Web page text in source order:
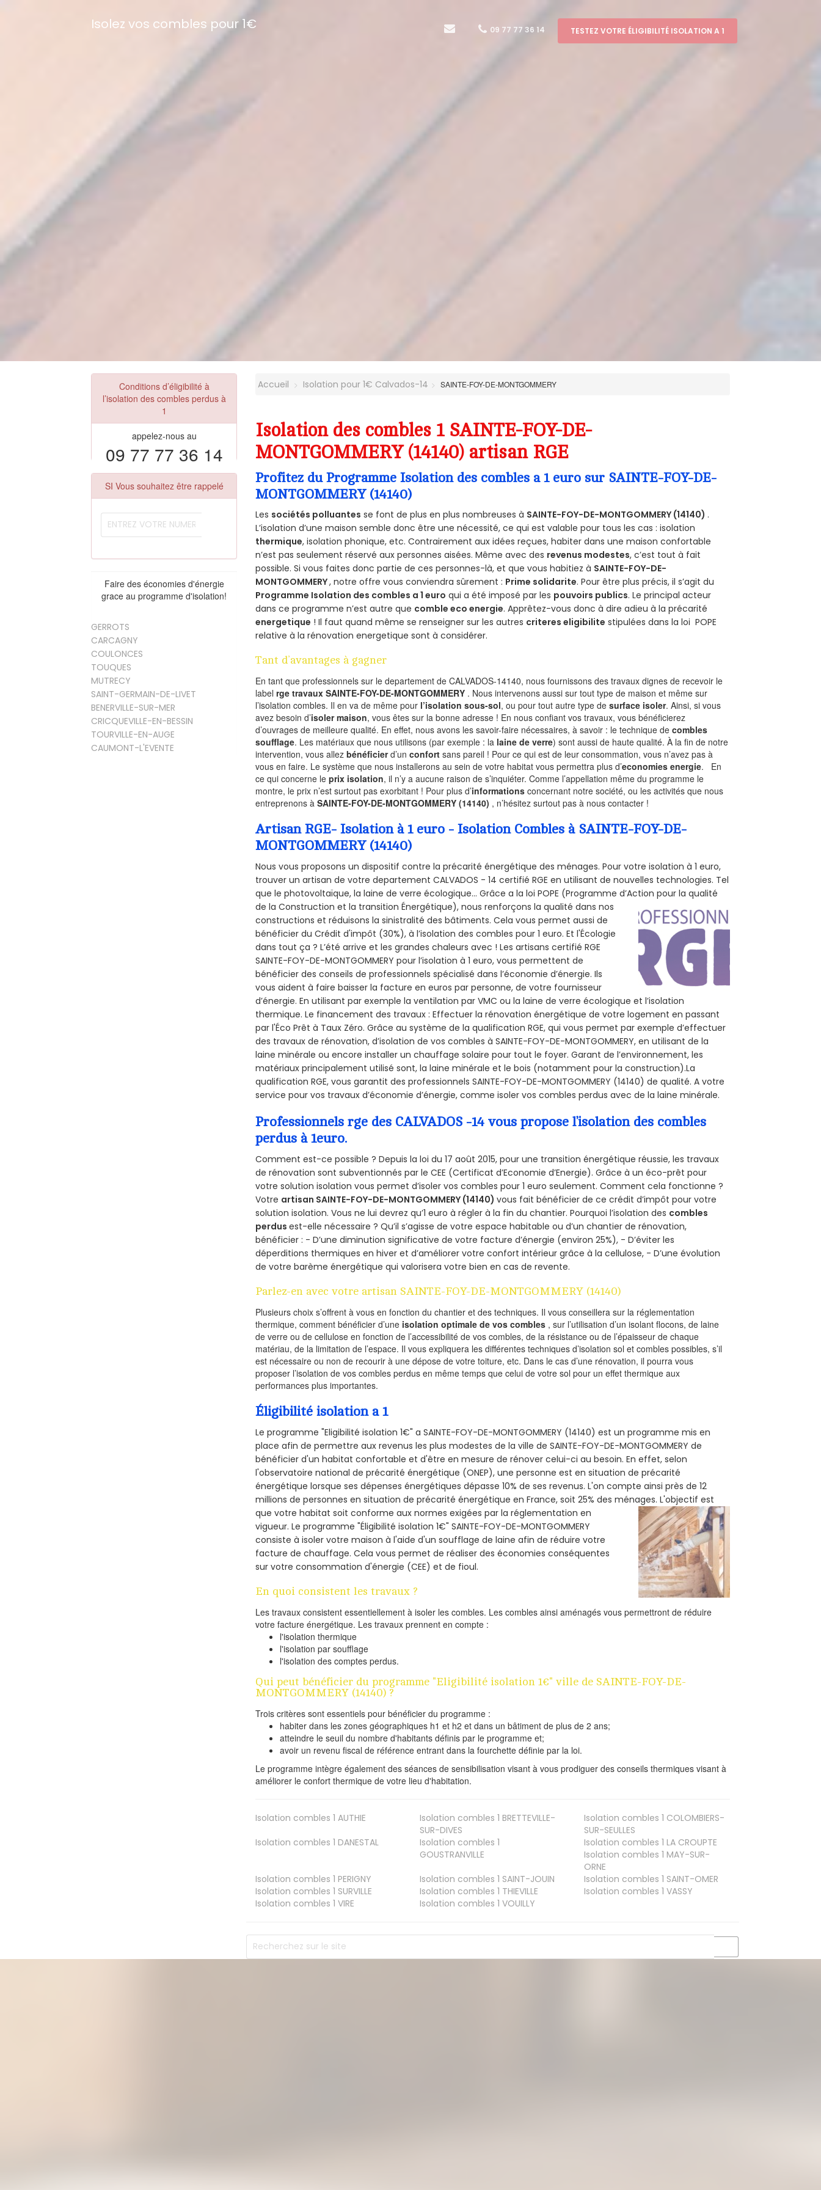
Isolez vos combles pour 1€ 09 77 77 36 14 TESTEZ VOTRE ÉLIGIBILITÉ ISOLATION A 1
Conditions d’éligibilité à
l’isolation des combles perdus à
1
appelez-nous au
09 77 77 36 14
SI Vous souhaitez être rappelé
Faire des économies d'énergie
grace au programme d'isolation!
GERROTS
CARCAGNY
COULONCES
TOUQUES
MUTRECY
SAINT-GERMAIN-DE-LIVET
BENERVILLE-SUR-MER
CRICQUEVILLE-EN-BESSIN
TOURVILLE-EN-AUGE
CAUMONT-L'EVENTE
Accueil Isolation pour 1€ Calvados-14 SAINTE-FOY-DE-MONTGOMMERY
Isolation des combles 1 SAINTE-FOY-DE-
MONTGOMMERY (14140) artisan RGE
Profitez du Programme Isolation des combles a 1 euro sur SAINTE-FOY-DE-
MONTGOMMERY (14140)
Les sociétés polluantes se font de plus en plus nombreuses à SAINTE-FOY-DE-MONTGOMMERY (14140) .
L’isolation d’une maison semble donc être une nécessité, ce qui est valable pour tous les cas : isolation
thermique, isolation phonique, etc. Contrairement aux idées reçues, habiter dans une maison confortable
n’est pas seulement réservé aux personnes aisées. Même avec des revenus modestes, c’est tout à fait
possible. Si vous faites donc partie de ces personnes-là, et que vous habitiez à SAINTE-FOY-DE-
MONTGOMMERY, notre offre vous conviendra sûrement : Prime solidarite. Pour être plus précis, il s’agit du
Programme Isolation des combles a 1 euro qui a été imposé par les pouvoirs publics. Le principal acteur
dans ce programme n’est autre que comble eco energie. Apprêtez-vous donc à dire adieu à la précarité
energetique ! Il faut quand même se renseigner sur les autres criteres eligibilite stipulées dans la loi POPE
relative à la rénovation energetique sont à considérer.
Tant d’avantages à gagner
En tant que professionnels sur le departement de CALVADOS-14140, nous fournissons des travaux dignes de recevoir le
labelrge travaux SAINTE-FOY-DE-MONTGOMMERY . Nous intervenons aussi sur tout type de maison et même sur
l’isolation combles. Il en va de même pour l’isolation sous-sol, ou pour tout autre type desurface isoler. Ainsi, si vous
avez besoin d’isoler maison, vous êtes sur la bonne adresse ! En nous confiant vos travaux, vous bénéficierez
d’ouvrages de meilleure qualité. En effet, nous avons les savoir-faire nécessaires, à savoir : le technique decombles
soufflage. Les matériaux que nous utilisons (par exemple : la laine de verre) sont aussi de haute qualité. À la fin de notre
intervention, vous allezbénéficierd’unconfort sans pareil ! Pour ce qui est de leur consommation, vous n’avez pas à
vous en faire. Le système que nous installerons au sein de votre habitat vous permettra plus d’economies energie. En
ce qui concerne leprix isolation, il n’y a aucune raison de s’inquiéter. Comme l’appellation même du programme le
montre, le prix n’est surtout pas exorbitant ! Pour plus d’informations concernant notre société, ou les activités que nous
entreprenons àSAINTE-FOY-DE-MONTGOMMERY (14140) , n’hésitez surtout pas à nous contacter !
Artisan RGE- Isolation à 1 euro - Isolation Combles à SAINTE-FOY-DE-
MONTGOMMERY (14140)
Nous vous proposons un dispositif contre la précarité énergétique des ménages. Pour votre isolation à 1 euro,
trouver un artisan de votre departement CALVADOS - 14 certifié RGE en utilisant de nouvelles technologies. Tel
que le photovoltaïque, la laine de verre écologique... Grâce a la loi POPE (Programme d’Action pour la qualité
de la Construction et la transition Énergétique), nous renforçons la qualité dans nos
constructions et réduisons la sinistralité des bâtiments. Cela vous permet aussi de
bénéficier du Crédit d'impôt (30%), à l’isolation des combles pour 1 euro. Et l'Écologie
dans tout ça ? L’été arrive et les grandes chaleurs avec ! Les artisans certifié RGE
SAINTE-FOY-DE-MONTGOMMERY pour l’isolation à 1 euro, vous permettent de
bénéficier des conseils de professionnels spécialisé dans l’économie d’énergie. Ils
vous aident à faire baisser la facture en euros par personne, de votre fournisseur
d’énergie. En utilisant par exemple la ventilation par VMC ou la laine de verre écologique et l’isolation
thermique. Le financement des travaux : Effectuer la rénovation énergétique de votre logement en passant
par l'Éco Prêt à Taux Zéro. Grâce au système de la qualification RGE, qui vous permet par exemple d’effectuer
des travaux de rénovation, d’isolation de vos combles à SAINTE-FOY-DE-MONTGOMMERY, en utilisant de la
laine minérale ou encore installer un chauffage solaire pour tout le foyer. Garant de l’environnement, les
matériaux principalement utilisé sont, la laine minérale et le bois (notamment pour la construction).La
qualification RGE, vous garantit des professionnels SAINTE-FOY-DE-MONTGOMMERY (14140) de qualité. A votre
service pour vos travaux d’économie d’énergie, comme isoler vos combles perdus avec de la laine minérale.
Professionnels rge des CALVADOS -14 vous propose l’isolation des combles
perdus à 1euro.
Comment est-ce possible ? Depuis la loi du 17 août 2015, pour une transition énergétique réussie, les travaux
de rénovation sont subventionnés par le CEE (Certificat d’Economie d’Energie). Grâce à un éco-prêt pour
votre solution isolation vous permet d’isoler vos combles pour 1 euro seulement. Comment cela fonctionne ?
Votre artisan SAINTE-FOY-DE-MONTGOMMERY (14140)vous fait bénéficier de ce crédit d’impôt pour votre
solution isolation. Vous ne lui devrez qu’1 euro à régler à la fin du chantier. Pourquoi l’isolation des combles
perdusest-elle nécessaire ? Qu’il s’agisse de votre espace habitable ou d’un chantier de rénovation,
bénéficier : - D’une diminution significative de votre facture d’énergie (environ 25%), - D’éviter les
déperditions thermiques en hiver et d’améliorer votre confort intérieur grâce à la cellulose, - D’une évolution
de votre barème énergétique qui valorisera votre bien en cas de revente.
Parlez-en avec votre artisan SAINTE-FOY-DE-MONTGOMMERY (14140)
Plusieurs choix s’offrent à vous en fonction du chantier et des techniques. Il vous conseillera sur la réglementation
thermique, comment bénéficier d’une isolation optimale de vos combles , sur l’utilisation d’un isolant flocons, de laine
de verre ou de cellulose en fonction de l’accessibilité de vos combles, de la résistance ou de l’épaisseur de chaque
matériau, de la limitation de l’espace. Il vous expliquera les différentes techniques d’isolation sol et combles possibles, s’il
est nécessaire ou non de recourir à une dépose de votre toiture, etc. Dans le cas d’une rénovation, il pourra vous
proposer l’isolation de vos combles perdus en même temps que celui de votre sol pour un effet thermique aux
performances plus importantes.
Éligibilité isolation a 1
Le programme "Eligibilité isolation 1€" a SAINTE-FOY-DE-MONTGOMMERY (14140) est un programme mis en
place afin de permettre aux revenus les plus modestes de la ville de SAINTE-FOY-DE-MONTGOMMERY de
bénéficier d'un habitat confortable et d'être en mesure de rénover celui-ci au besoin. En effet, selon
l'observatoire national de précarité énergétique (ONEP), une personne est en situation de précarité
énergétique lorsque ses dépenses énergétiques dépasse 10% de ses revenus. L'on compte ainsi près de 12
millions de personnes en situation de précarité énergétique en France, soit 25% des ménages.L'objectif est
que votre habitat soit conforme aux normes exigées par la réglementation en
vigueur. Le programme "Éligibilité isolation 1€" SAINTE-FOY-DE-MONTGOMMERY
consiste à isoler votre maison à l'aide d'un soufflage de laine afin de réduire votre
facture de chauffage. Cela vous permet de réaliser des économies conséquentes
sur votre consommation d'énergie (CEE) et de fioul.
En quoi consistent les travaux ?
Les travaux consistent essentiellement à isoler les combles. Les combles ainsi aménagés vous permettront de réduire
votre facture énergétique. Les travaux prennent en compte :
l'isolation thermique
l'isolation par soufflage
l'isolation des comptes perdus.
Qui peut bénéficier du programme "Eligibilité isolation 1€" ville de SAINTE-FOY-DE-
MONTGOMMERY (14140) ?
Trois critères sont essentiels pour bénéficier du programme :
habiter dans les zones géographiques h1 et h2 et dans un bâtiment de plus de 2 ans;
atteindre le seuil du nombre d'habitants définis par le programme et;
avoir un revenu fiscal de référence entrant dans la fourchette définie par la loi.
Le programme intègre également des séances de sensibilisation visant à vous prodiguer des conseils thermiques visant à
améliorer le confort thermique de votre lieu d'habitation.
Isolation combles 1 AUTHIE Isolation combles 1 BRETTEVILLE-
SUR-DIVES
Isolation combles 1 COLOMBIERS-
SUR-SEULLES
Isolation combles 1 DANESTAL
Isolation combles 1
GOUSTRANVILLE
Isolation combles 1 LA CROUPTE
Isolation combles 1 MAY-SUR-
ORNE
Isolation combles 1 PERIGNY Isolation combles 1 SAINT-JOUIN Isolation combles 1 SAINT-OMER
Isolation combles 1 SURVILLE Isolation combles 1 THIEVILLE Isolation combles 1 VASSY
Isolation combles 1 VIRE Isolation combles 1 VOUILLY